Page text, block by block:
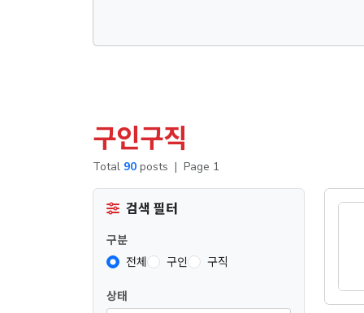
구인구직
Total 90 posts | Page 1
검색 필터
구분
전체
구인 구직
상태